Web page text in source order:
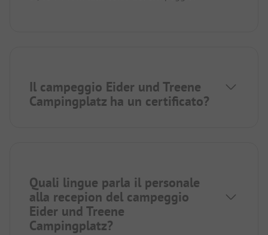
Il campeggio Eider und Treene
Campingplatz ha un certificato?
Quali lingue parla il personale
alla recepion del campeggio
Eider und Treene
Campingplatz?